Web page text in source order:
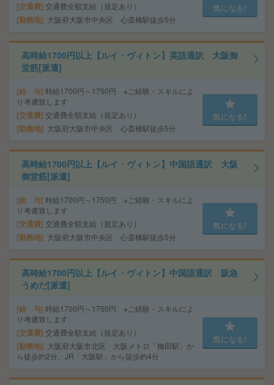
交通費 交通費全額支給（規定あり）
勤務地 大阪府大阪市中央区 心斎橋駅徒歩5分
気になる!
高時給1700円以上【ルイ・ヴィトン】英語通訳 大阪御
堂筋[派遣]
給 与 時給1700円～1750円 ※ご経験・スキルによ
り考慮致します
交通費 交通費全額支給（規定あり）
勤務地 大阪府大阪市中央区 心斎橋駅徒歩5分
気になる!
高時給1700円以上【ルイ・ヴィトン】中国語通訳 大阪
御堂筋[派遣]
給 与 時給1700円～1750円 ※ご経験・スキルによ
り考慮致します
交通費 交通費全額支給（規定あり）
勤務地 大阪府大阪市中央区 心斎橋駅徒歩5分
気になる!
高時給1700円以上【ルイ・ヴィトン】中国語通訳 阪急
うめだ[派遣]
給 与 時給1700円～1750円 ※ご経験・スキルによ
り考慮致します
交通費 交通費全額支給（規定あり）
勤務地
大阪府大阪市北区 大阪メトロ「梅田駅」か
ら徒歩約2分、JR「大阪駅」から徒歩約4分
気になる!